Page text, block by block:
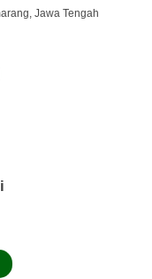
Jawa Tengah